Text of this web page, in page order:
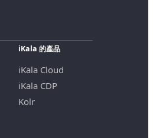
iKala 的產品
iKala Cloud
iKala CDP
Kolr